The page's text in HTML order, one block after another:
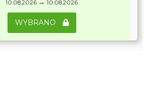
10.08.2026 → 10.08.2026
WYBRANO